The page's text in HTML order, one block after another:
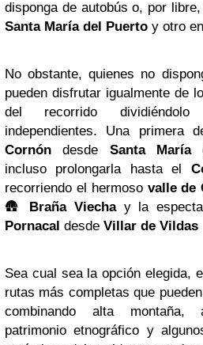
disponga de autobús o, por
Santa María del Puerto y otro en
No obstante, quienes no
pueden disfrutar igualmente de
del recorrido
independientes. Una primera
Cornón desde Santa María
incluso prolongarla hasta el
recorriendo el hermoso valle de
🛖 Braña Viechay la
Pornacal desde Villar de Vildas
Sea cual sea la opción elegida,
rutas más completas que
combinando alta montaña,
patrimonio etnográfico y